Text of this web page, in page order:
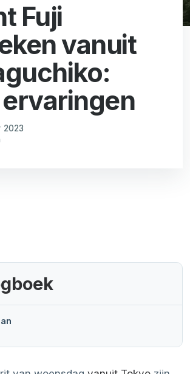
Fuji
vanuit
2023